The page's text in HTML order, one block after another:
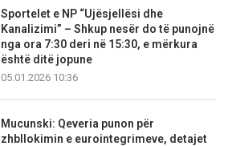
Sportelet e NP “Ujësjellësi dhe
Kanalizimi” – Shkup nesër do të punojnë
nga ora 7:30 deri në 15:30, e mërkura
është ditë jopune
05.01.2026 10:36
Mucunski: Qeveria punon për
zhbllokimin e eurointegrimeve, detajet